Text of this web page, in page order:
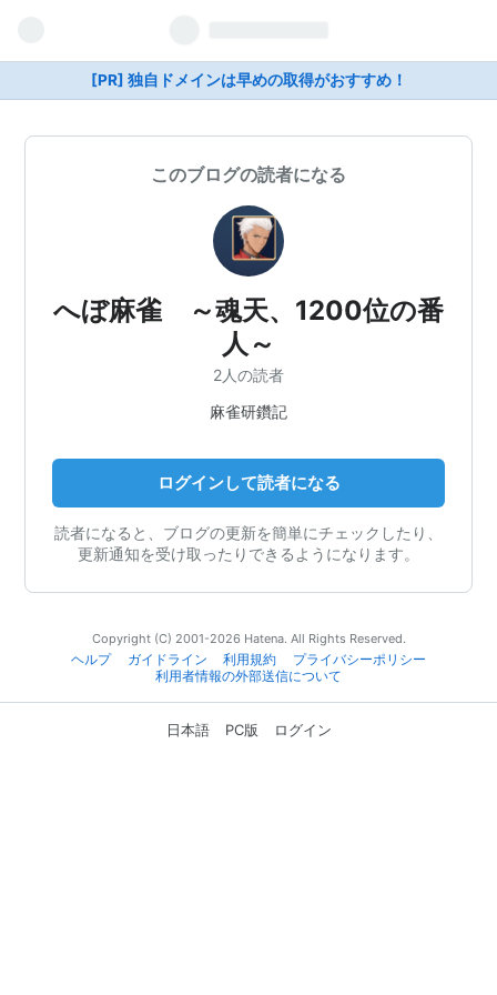
[PR] 独自ドメインは早めの取得がおすすめ！
このブログの読者になる
へぼ麻雀 ～魂天、1200位の番
人～
2人の読者
麻雀研鑽記
ログインして読者になる
読者になると、ブログの更新を簡単にチェックしたり、
更新通知を受け取ったりできるようになります。
Copyright (C) 2001-2026 Hatena. All Rights Reserved.
ヘルプ
ガイドライン 利用規約
プライバシーポリシー
利用者情報の外部送信について
日本語 PC版 ログイン